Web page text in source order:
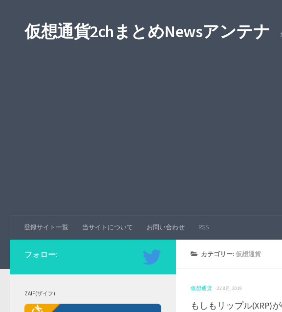
仮想通貨2chまとめNewsアンテナ
登録サイト一覧 当サイトについて お問い合わせ RSS
カテゴリー:仮想通貨
仮想通貨 · 22 8月, 2019
もしもリップル(XRP)
フォロー:
ZAIF(ザイフ)